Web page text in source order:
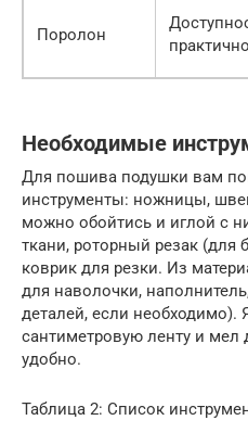
Поролон
Необходимые
Для пошива подушки вам
инструменты: ножницы,
можно обойтись и иглой с
ткани, роторный резак (для
коврик для резки. Из
для наволочки,
деталей, если необходимо).
сантиметровую ленту и мел
удобно.
Таблица 2: Список